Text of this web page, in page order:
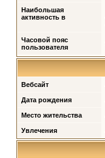
Наибольшая
активность в
Часовой пояс
пользователя
Вебсайт
Дата рождения
Место жительства
Увлечения